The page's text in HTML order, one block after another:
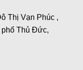
Thị Vạn Phúc ,
Thủ Đức,